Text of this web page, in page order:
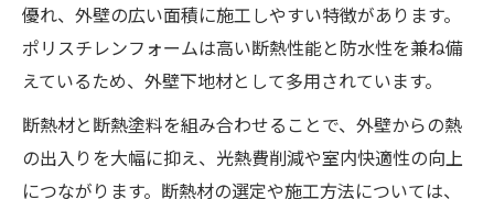
優れ、外壁の広い面積に施工しやすい特徴があります。
ポリスチレンフォームは高い断熱性能と防水性を兼ね備
えているため、外壁下地材として多用されています。
断熱材と断熱塗料を組み合わせることで、外壁からの熱
の出入りを大幅に抑え、光熱費削減や室内快適性の向上
につながります。断熱材の選定や施工方法については、